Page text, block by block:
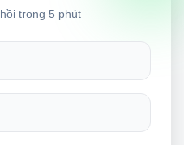
trong 5 phút